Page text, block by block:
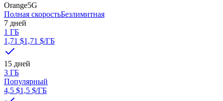
Orange5G
Полная скоростьБезлимитная
7 дней
1 ГБ
1,71 $1,71 $/ГБ
15 дней
3 ГБ
Популярный
4,5 $1,5 $/ГБ